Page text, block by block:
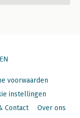
voorwaarden
instellingen
Contact Over ons